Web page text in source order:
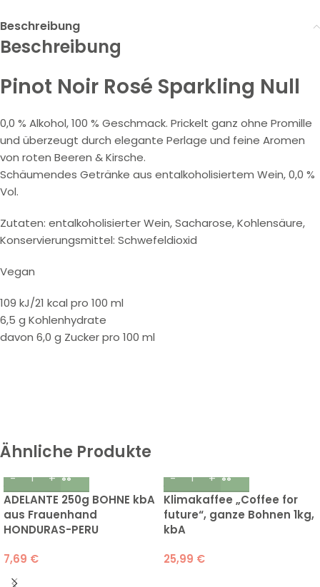
Beschreibung
Beschreibung
Pinot Noir Rosé Sparkling Null
0,0 % Alkohol, 100 % Geschmack. Prickelt ganz ohne Promille
und überzeugt durch elegante Perlage und feine Aromen
von roten Beeren & Kirsche.
Schäumendes Getränke aus entalkoholisiertem Wein, 0,0 %
Vol.
Zutaten: entalkoholisierter Wein, Sacharose, Kohlensäure,
Konservierungsmittel: Schwefeldioxid
Vegan
109 kJ/21 kcal pro 100 ml
6,5 g Kohlenhydrate
davon 6,0 g Zucker pro 100 ml
Ähnliche Produkte
ADELANTE 250g BOHNE kbA
aus Frauenhand
HONDURAS-PERU
7,69 €
Klimakaffee „Coffee for
future“, ganze Bohnen 1kg,
kbA
25,99 €